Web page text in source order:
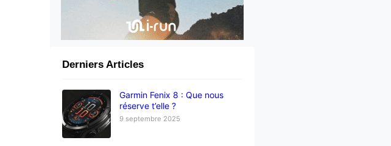
Derniers Articles
Garmin Fenix 8 : Que nous
réserve t’elle ?
9 septembre 2025